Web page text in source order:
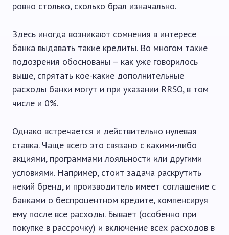
ровно столько, сколько брал изначально.
Здесь иногда возникают сомнения в интересе
банка выдавать такие кредиты. Во многом такие
подозрения обоснованы – как уже говорилось
выше, спрятать кое-какие дополнительные
расходы банки могут и при указании RRSO, в том
числе и 0%.
Однако встречается и действительно нулевая
ставка. Чаще всего это связано с какими-либо
акциями, программами лояльности или другими
условиями. Например, стоит задача раскрутить
некий бренд, и производитель имеет соглашение с
банками о беспроцентном кредите, компенсируя
ему после все расходы. Бывает (особенно при
покупке в рассрочку) и включение всех расходов в